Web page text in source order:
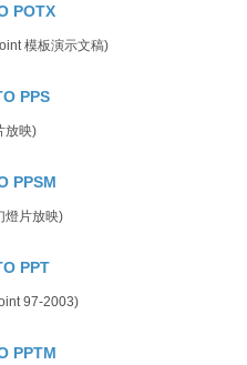
POTX
模板演示文稿)
PPS
放映)
PPSM
燈片放映)
PPT
97-2003)
PPTM